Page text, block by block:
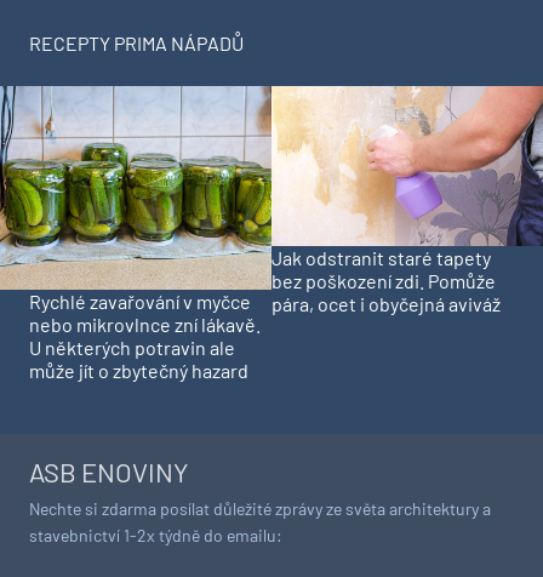
RECEPTY PRIMA NÁPADŮ
Rychlé zavařování v myčce
nebo mikrovlnce zní lákavě.
U některých potravin ale
může jít o zbytečný hazard
Jak odstranit staré tapety
bez poškození zdi. Pomůže
pára, ocet i obyčejná aviváž
ASB ENOVINY
Nechte si zdarma posílat důležité zprávy ze světa architektury a
stavebnictví 1-2x týdně do emailu: